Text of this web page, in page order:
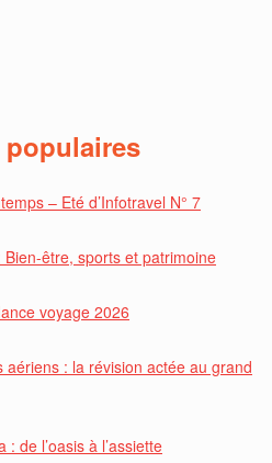
– Eté d’Infotravel N° 7
être, sports et patrimoine
voyage 2026
aériens : la révision actée au grand
de l’oasis à l’assiette